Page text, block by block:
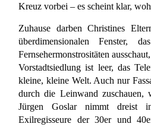
Kreuz vorbei – es scheint klar,
Zuhause darben Christines
überdimensionalen Fenster,
Fernsehermonstrositäten
Vorstadtsiedlung ist leer, das
kleine, kleine Welt. Auch nur
durch die Leinwand
Jürgen Goslar nimmt dreist
Exilregisseure der 30er und